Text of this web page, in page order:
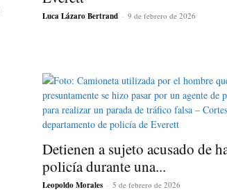
Luca Lázaro Bertrand - 9 de febrero de 2026
Detienen a sujeto acusado de
policía durante una...
Leopoldo Morales - 5 de febrero de 2026